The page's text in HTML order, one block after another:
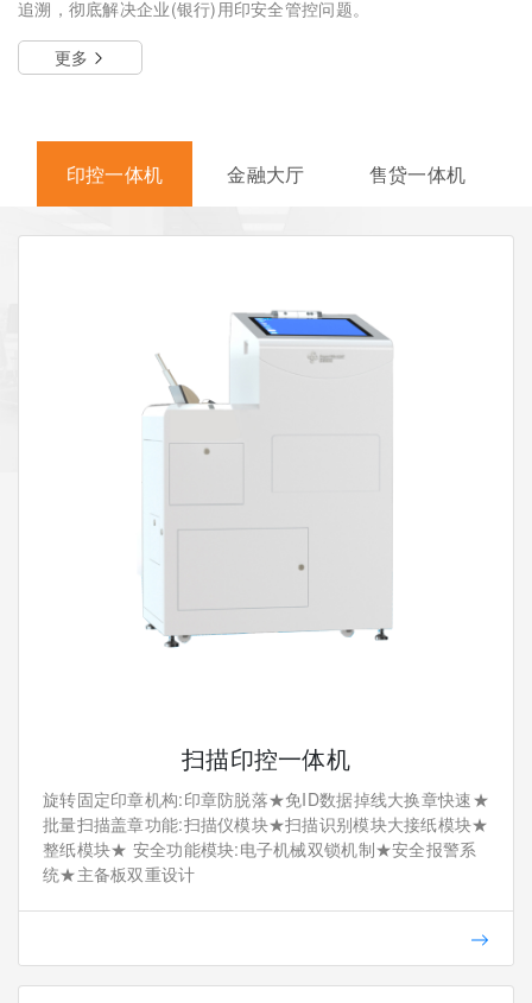
追溯，彻底解决企业(银行)用印安全管控问题。
更多
印控一体机 金融大厅 售贷一体机
扫描印控一体机
旋转固定印章机构:印章防脱落★免ID数据掉线大换章快速★
批量扫描盖章功能:扫描仪模块★扫描识别模块大接纸模块★
整纸模块★ 安全功能模块:电子机械双锁机制★安全报警系
统★主备板双重设计